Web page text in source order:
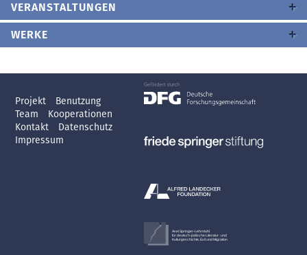
VERANSTALTUNGEN
WERKE
Projekt
Benutzung
Team
Kooperationen
Kontakt
Datenschutz
Impressum
Axel Springer-Lehrstuhl
für deutsch-jüdische Literatur- und
Kulturgeschichte, Exil und Migration